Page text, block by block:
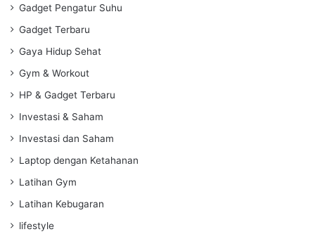
Gadget Pengatur Suhu
Gadget Terbaru
Gaya Hidup Sehat
Gym & Workout
HP & Gadget Terbaru
Investasi & Saham
Investasi dan Saham
Laptop dengan Ketahanan
Latihan Gym
Latihan Kebugaran
lifestyle